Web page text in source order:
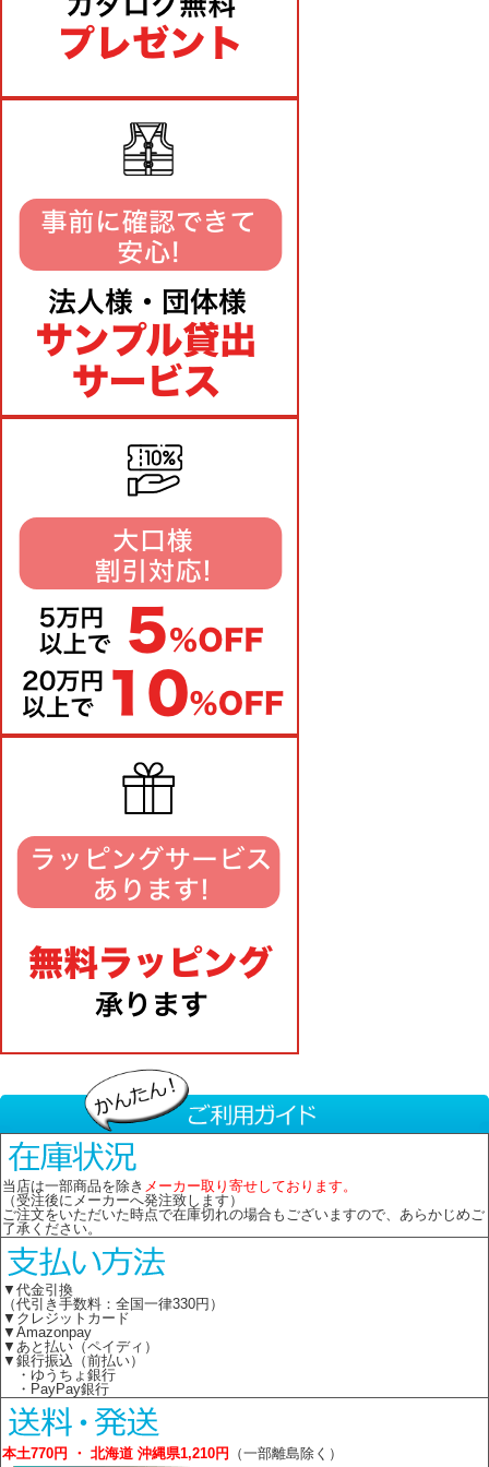
当店は一部商品を除き メーカー取り寄せしております。
（受注後にメーカーへ発注致します）
ご注文をいただいた時点で在庫切れの場合もございますので、あらかじめご
了承ください。
▼代金引換
（代引き手数料：全国一律330円）
▼クレジットカード
▼Amazonpay
▼あと払い（ペイディ）
▼銀行振込（前払い）
・ゆうちょ銀行
・PayPay銀行
本土770円 ・ 北海道 沖縄県1,210円 （一部離島除く）